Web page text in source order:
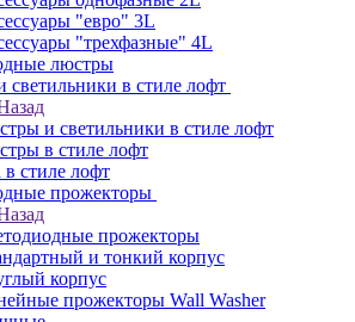
"евро" 3L
"трехфазные" 4L
люстры
в стиле лофт
и светильники в стиле лофт
в стиле лофт
в стиле лофт
прожекторы
прожекторы
и тонкий корпус
корпус
прожекторы Wall Washer